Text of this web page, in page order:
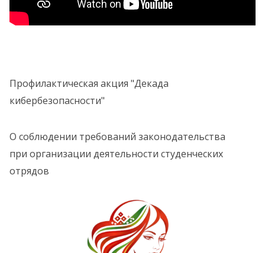
Профилактическая акция "Декада
кибербезопасности"
О соблюдении требований законодательства
при организации деятельности студенческих
отрядов